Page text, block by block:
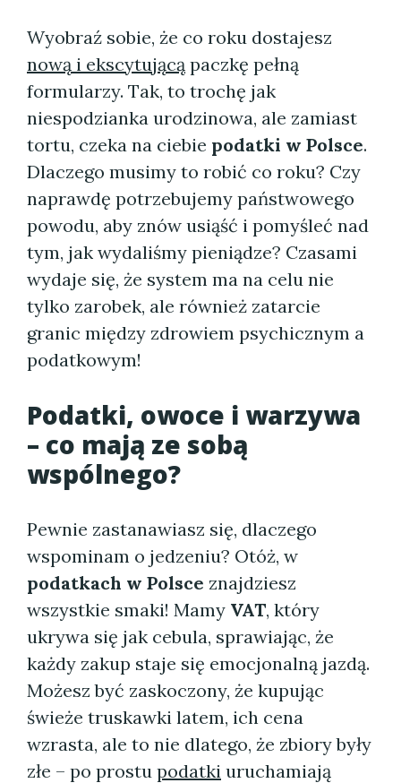
Wyobraź sobie, że co roku dostajesz
nową i ekscytującą paczkę pełną
formularzy. Tak, to trochę jak
niespodzianka urodzinowa, ale zamiast
tortu, czeka na ciebie podatki w Polsce.
Dlaczego musimy to robić co roku? Czy
naprawdę potrzebujemy państwowego
powodu, aby znów usiąść i pomyśleć nad
tym, jak wydaliśmy pieniądze? Czasami
wydaje się, że system ma na celu nie
tylko zarobek, ale również zatarcie
granic między zdrowiem psychicznym a
podatkowym!
Podatki, owoce i warzywa
– co mają ze sobą
wspólnego?
Pewnie zastanawiasz się, dlaczego
wspominam o jedzeniu? Otóż, w
podatkach w Polsce znajdziesz
wszystkie smaki! Mamy VAT, który
ukrywa się jak cebula, sprawiając, że
każdy zakup staje się emocjonalną jazdą.
Możesz być zaskoczony, że kupując
świeże truskawki latem, ich cena
wzrasta, ale to nie dlatego, że zbiory były
złe – po prostu podatki uruchamiają